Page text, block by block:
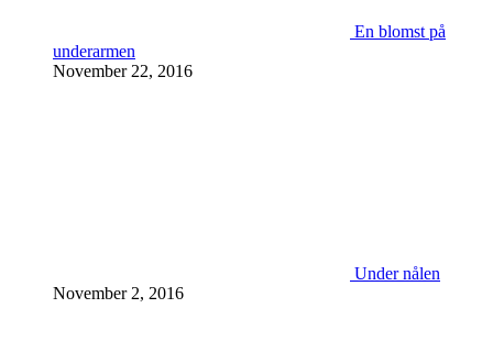
En blomst på
underarmen
November 22, 2016
Under nålen
November 2, 2016